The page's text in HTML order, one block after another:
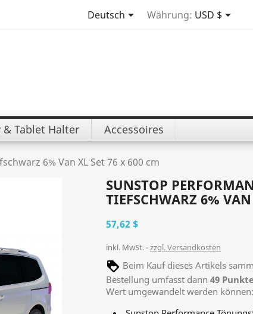
Deutsch Währung: USD $
& Tablet Halter Accessoires
6% Van XL Set 76 x 600 cm
SUNSTOP
TIEFSCHWARZ 6%
57,62 $
inkl. MwSt. zzgl. Versandkosten
Beim Kauf dieses Artikels
Bestellung umfasst dann 49
Wert umgewandelt werden können: